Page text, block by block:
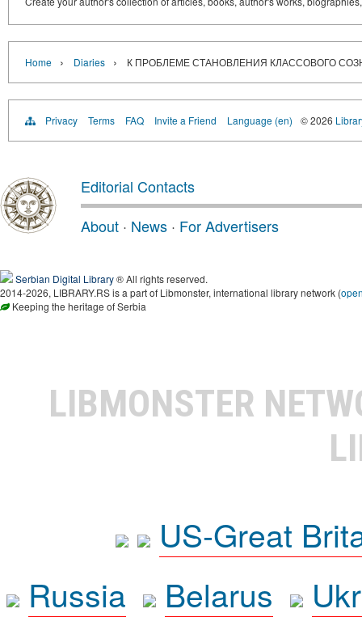
Home › Diaries › К ПРОБЛЕМЕ СТАНОВЛЕНИЯ КЛАССОВОГО
Privacy Terms FAQ Invite a Friend Language (en) © 2026
Editorial Contacts
About · News · For Advertisers
Serbian Digital Library® All rights reserved.
2014-2026, LIBRARY.RS is a part of Libmonster, international library network (
Keeping the heritage of Serbia
LIBMONSTER
US-Great
Russia
Belarus